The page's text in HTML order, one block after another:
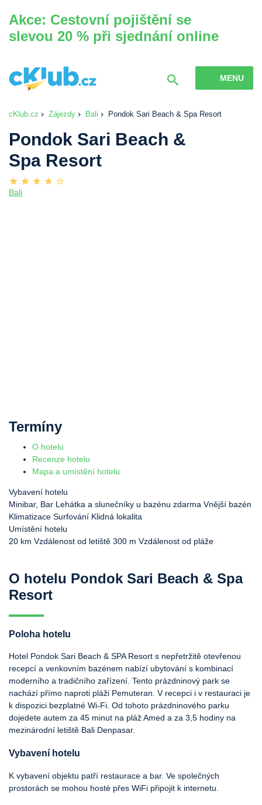
Akce: Cestovní pojištění se
slevou 20 % při sjednání online
MENU
cKlub.cz Zájezdy Bali Pondok Sari Beach & Spa Resort
Pondok Sari Beach &
Spa Resort
Bali
Termíny
O hotelu
Recenze hotelu
Mapa a umístění hotelu
Vybavení hotelu
Minibar, Bar Lehátka a slunečníky u bazénu zdarma Vnější bazén
Klimatizace Surfování Klidná lokalita
Umístění hotelu
20 km Vzdálenost od letiště 300 m Vzdálenost od pláže
O hotelu Pondok Sari Beach & Spa
Resort
Poloha hotelu
Hotel Pondok Sari Beach & SPA Resort s nepřetržitě otevřenou
recepcí a venkovním bazénem nabízí ubytování s kombinací
moderního a tradičního zařízení. Tento prázdninový park se
nachází přímo naproti pláži Pemuteran. V recepci i v restauraci je
k dispozici bezplatné Wi-Fi. Od tohoto prázdninového parku
dojedete autem za 45 minut na pláž Amed a za 3,5 hodiny na
mezinárodní letiště Bali Denpasar.
Vybavení hotelu
K vybavení objektu patří restaurace a bar. Ve společných
prostorách se mohou hosté přes WiFi připojit k internetu.